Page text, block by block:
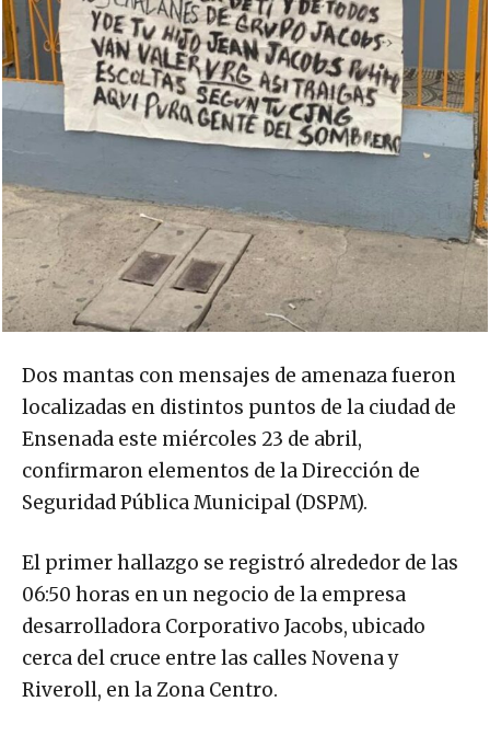
Dos mantas con mensajes de amenaza fueron
localizadas en distintos puntos de la ciudad de
Ensenada este miércoles 23 de abril,
confirmaron elementos de la Dirección de
Seguridad Pública Municipal (DSPM).
El primer hallazgo se registró alrededor de las
06:50 horas en un negocio de la empresa
desarrolladora Corporativo Jacobs, ubicado
cerca del cruce entre las calles Novena y
Riveroll, en la Zona Centro.